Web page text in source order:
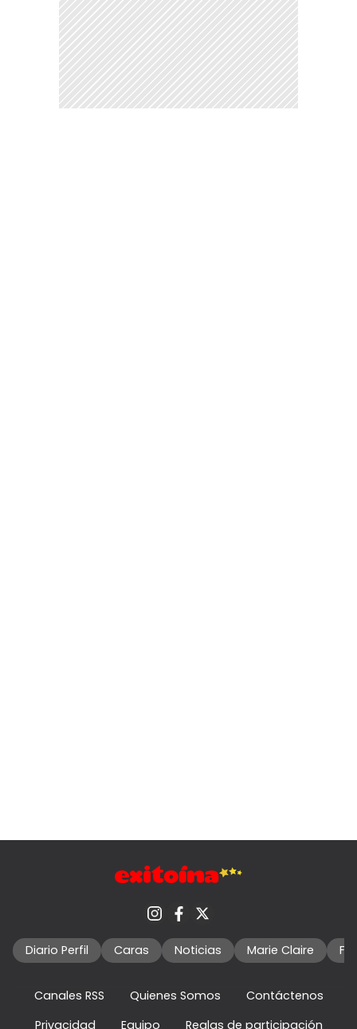
Diario Perfil Caras Noticias Marie Claire
Canales RSS Quienes Somos
Contáctenos
Privacidad
Equipo Reglas de participación